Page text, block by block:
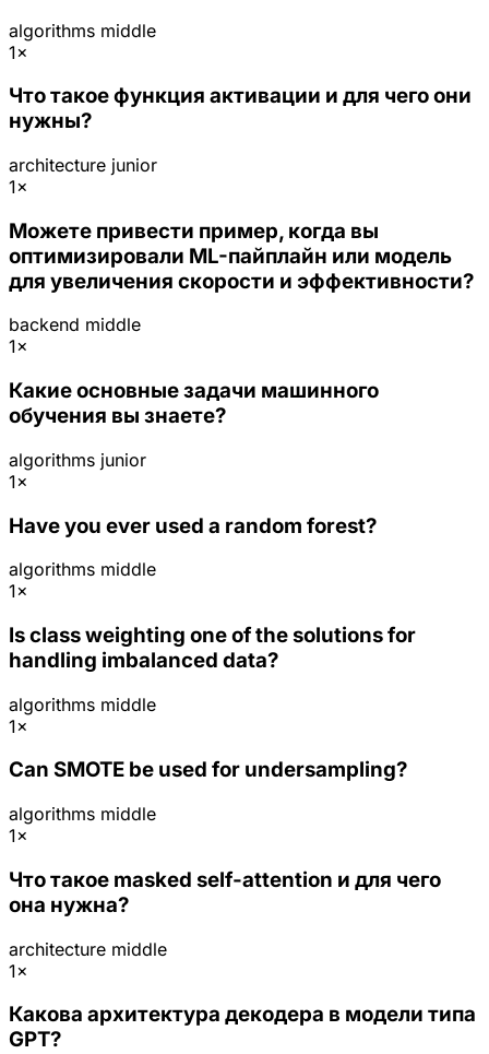
algorithms middle
1×
Что такое функция активации и для чего они
нужны?
architecture junior
1×
Можете привести пример, когда вы
оптимизировали ML-пайплайн или модель
для увеличения скорости и эффективности?
backend middle
1×
Какие основные задачи машинного
обучения вы знаете?
algorithms junior
1×
Have you ever used a random forest?
algorithms middle
1×
Is class weighting one of the solutions for
handling imbalanced data?
algorithms middle
1×
Can SMOTE be used for undersampling?
algorithms middle
1×
Что такое masked self-attention и для чего
она нужна?
architecture middle
1×
Какова архитектура декодера в модели типа
GPT?